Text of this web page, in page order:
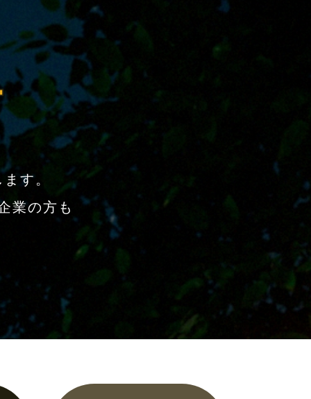
す。
業の方も